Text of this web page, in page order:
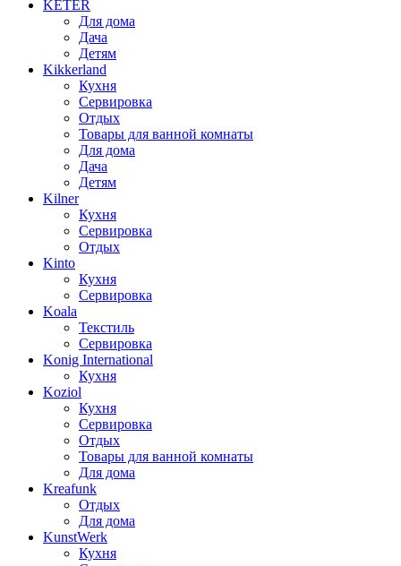
KETER
Для дома
Дача
Детям
Kikkerland
Кухня
Сервировка
Отдых
Товары для ванной комнаты
Для дома
Дача
Детям
Kilner
Кухня
Сервировка
Отдых
Kinto
Кухня
Сервировка
Koala
Текстиль
Сервировка
Konig International
Кухня
Koziol
Кухня
Сервировка
Отдых
Товары для ванной комнаты
Для дома
Kreafunk
Отдых
Для дома
KunstWerk
Кухня